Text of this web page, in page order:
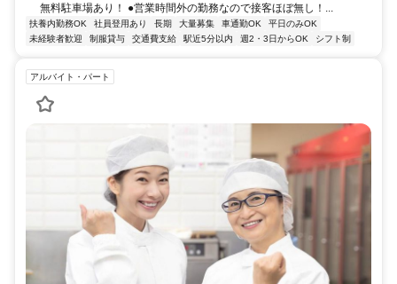
無料駐車場あり！ ●営業時間外の勤務なので接客ほぼ無し！...
扶養内勤務OK 社員登用あり 長期 大量募集 車通勤OK
平日のみOK
未経験者歓迎
制服貸与 交通費支給 駅近5分以内 週2・3日からOK シフト制
アルバイト・パート